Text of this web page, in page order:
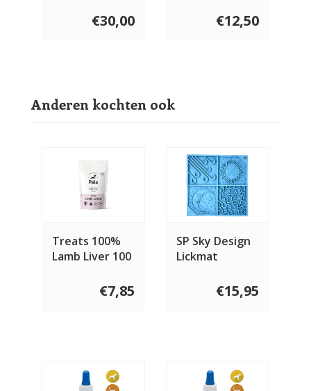
€30,00 €12,50
Anderen kochten ook
Treats 100%
Lamb Liver 100
€7,85
SP Sky Design
Lickmat
€15,95